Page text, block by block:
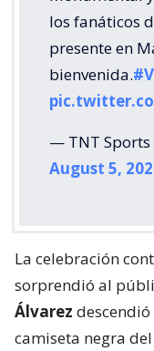
los fanáticos
presente en
bienvenida.
— TNT Sports
August 5,
La celebración
sorprendió al
Álvarez
camiseta negra